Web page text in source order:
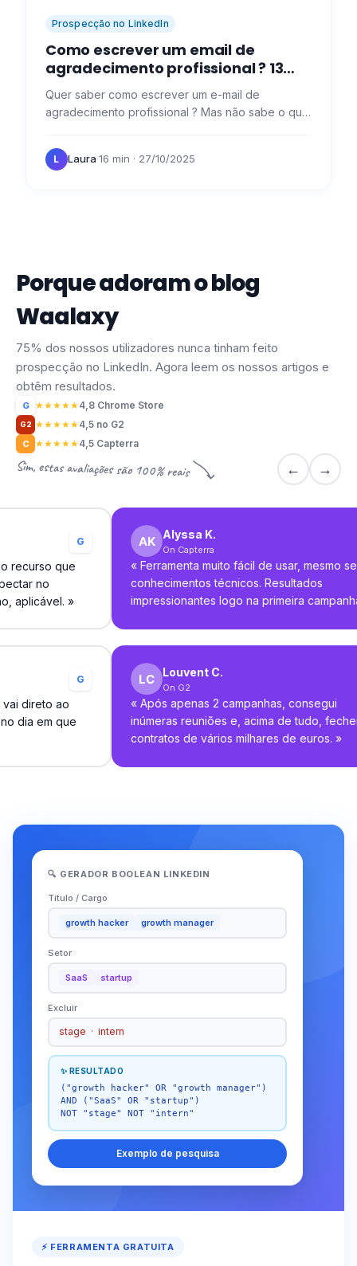
Prospecção no LinkedIn
Como escrever um email de
agradecimento profissional​ ? 13
modelos com exemplos concretos
Quer saber como escrever um e-mail de
agradecimento profissional ? Mas não sabe o que
é fácil, especialmente…
L Laura·16 min · 27/10/2025
Porque adoram o blog
Waalaxy
75% dos nossos utilizadores nunca tinham feito
prospecção no LinkedIn. Agora leem os nossos artigos e
obtêm resultados.
G ★★★★★4,8 Chrome Store
G2 ★★★★★4,5 no G2
C ★★★★★4,5 Capterra
Sim, estas avaliações são 100% reais ← →
G
recurso que
no
aplicável. »
Alyssa K.
On Capterra
« Ferramenta muito fácil de usar, mesmo
conhecimentos técnicos. Resultados
impressionantes logo na primeira
G
direto ao
dia em que
Louvent C.
On G2
« Após apenas 2 campanhas, consegui
inúmeras reuniões e, acima de tudo,
contratos de vários milhares de euros. »
🔍 GERADOR BOOLEAN LINKEDIN
Título / Cargo
growth hacker growth manager
Setor
SaaS startup
Excluir
stage · intern
✨ RESULTADO
("growth hacker" OR "growth manager")
AND ("SaaS" OR "startup")
NOT "stage" NOT "intern"
Exemplo de pesquisa
⚡ FERRAMENTA GRATUITA